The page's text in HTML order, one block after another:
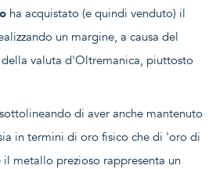
ha acquistato (e quindi venduto) il
un margine, a causa del
della valuta d'Oltremanica, piuttosto
di aver anche mantenuto
in termini di oro fisico che di 'oro di
metallo prezioso rappresenta un